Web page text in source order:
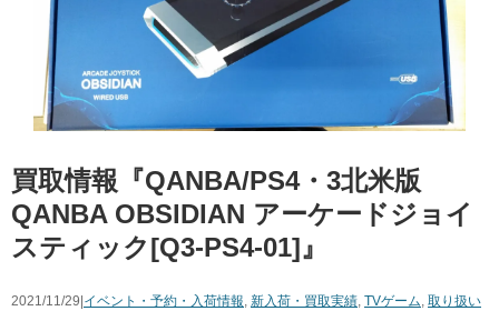
買取情報『QANBA/PS4・3北米版 ​
QANBA ​OBSIDIAN ​アーケードジョイ
スティック[Q3-PS4-01]』
2021/11/29| イベント・予約・入荷情報, 新入荷・買取実績, TVゲーム, 取り扱い